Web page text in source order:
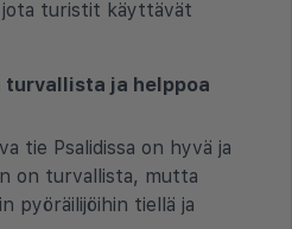
jota turistit käyttävät
turvallista ja helppoa
tie Psalidissa on hyvä ja
on turvallista, mutta
pyöräilijöihin tiellä ja